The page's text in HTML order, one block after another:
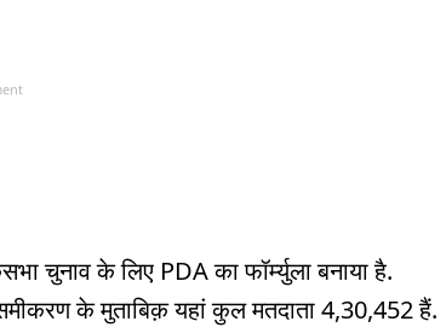
चुनाव के लिए PDA का फॉर्म्युला बनाया है.
के मुताबिक़ यहां कुल मतदाता 4,30,452 हैं.